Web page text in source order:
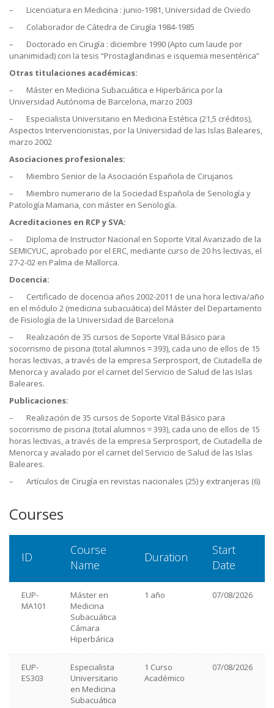
– Licenciatura en Medicina : junio-1981, Universidad de Oviedo
– Colaborador de Cátedra de Cirugía 1984-1985
– Doctorado en Cirugía : diciembre 1990 (Apto cum laude por
unanimidad) con la tesis “Prostaglandinas e isquemia mesentérica”
Otras titulaciones académicas:
– Máster en Medicina Subacuática e Hiperbárica por la
Universidad Autónoma de Barcelona, marzo 2003
– Especialista Universitario en Medicina Estética (21,5 créditos),
Aspectos Intervencionistas, por la Universidad de las Islas Baleares,
marzo 2002
Asociaciones profesionales:
– Miembro Senior de la Asociación Española de Cirujanos
– Miembro numerario de la Sociedad Española de Senología y
Patología Mamaria, con máster en Senología.
Acreditaciones en RCP y SVA:
– Diploma de Instructor Nacional en Soporte Vital Avanzado de la
SEMICYUC, aprobado por el ERC, mediante curso de 20 hs lectivas, el
27-2-02 en Palma de Mallorca.
Docencia:
– Certificado de docencia años 2002-2011 de una hora lectiva/año
en el módulo 2 (medicina subacuática) del Máster del Departamento
de Fisiología de la Universidad de Barcelona
– Realización de 35 cursos de Soporte Vital Básico para
socorrismo de piscina (total alumnos = 393), cada uno de ellos de 15
horas lectivas, a través de la empresa Serprosport, de Ciutadella de
Menorca y avalado por el carnet del Servicio de Salud de las Islas
Baleares.
Publicaciones:
– Realización de 35 cursos de Soporte Vital Básico para
socorrismo de piscina (total alumnos = 393), cada uno de ellos de 15
horas lectivas, a través de la empresa Serprosport, de Ciutadella de
Menorca y avalado por el carnet del Servicio de Salud de las Islas
Baleares.
– Artículos de Cirugía en revistas nacionales (25) y extranjeras (6)
Courses
ID
Course
Name
Duration
Start
Date
EUP-
MA101
Máster en
Medicina
Subacuática
Cámara
Hiperbárica
1 año 07/08/2026
EUP-
ES303
Especialista
Universitario
en Medicina
Subacuática
1 Curso
Académico
07/08/2026